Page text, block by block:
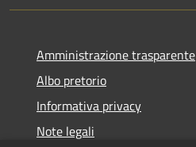
Amministrazione trasparente
Albo pretorio
Informativa privacy
Note legali